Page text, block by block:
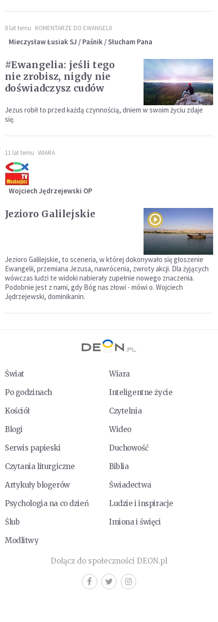
8 lat temu KOMENTARZE DO EWANGELII
Mieczysław Łusiak SJ / Paśnik / Słucham Pana
#Ewangelia: jeśli tego
nie zrobisz, nigdy nie
doświadczysz cudów
Jezus robił to przed każdą czynnością, dniem w swoim życiu zdaje
się.
11 lat temu WIARA
Wojciech Jędrzejewski OP
Jezioro Galilejskie
Jezioro Galilejskie, to sceneria, w której dokonywało się głoszenie
Ewangelii, przemiana Jezusa, nawrócenia, zwroty akcji. Dla żyjących
wówczas ludzi te widoki nabierały zupełnie nowego znaczenia.
Podobnie jest z nami, gdy Bóg nas złowi - mówi o. Wojciech
Jędrzejewski, dominikanin.
Świat
Wiara
Po godzinach
Inteligentne życie
Kościół
Czytelnia
Blogi
Wideo
Serwis papieski
Duchowość
Czytania liturgiczne
Biblia
Artykuły blogerów
Świadectwa
Psychologia na co dzień
Ludzie i inspiracje
Ślub
Imiona i święci
Modlitwy
Dołącz do społeczności DEON.pl